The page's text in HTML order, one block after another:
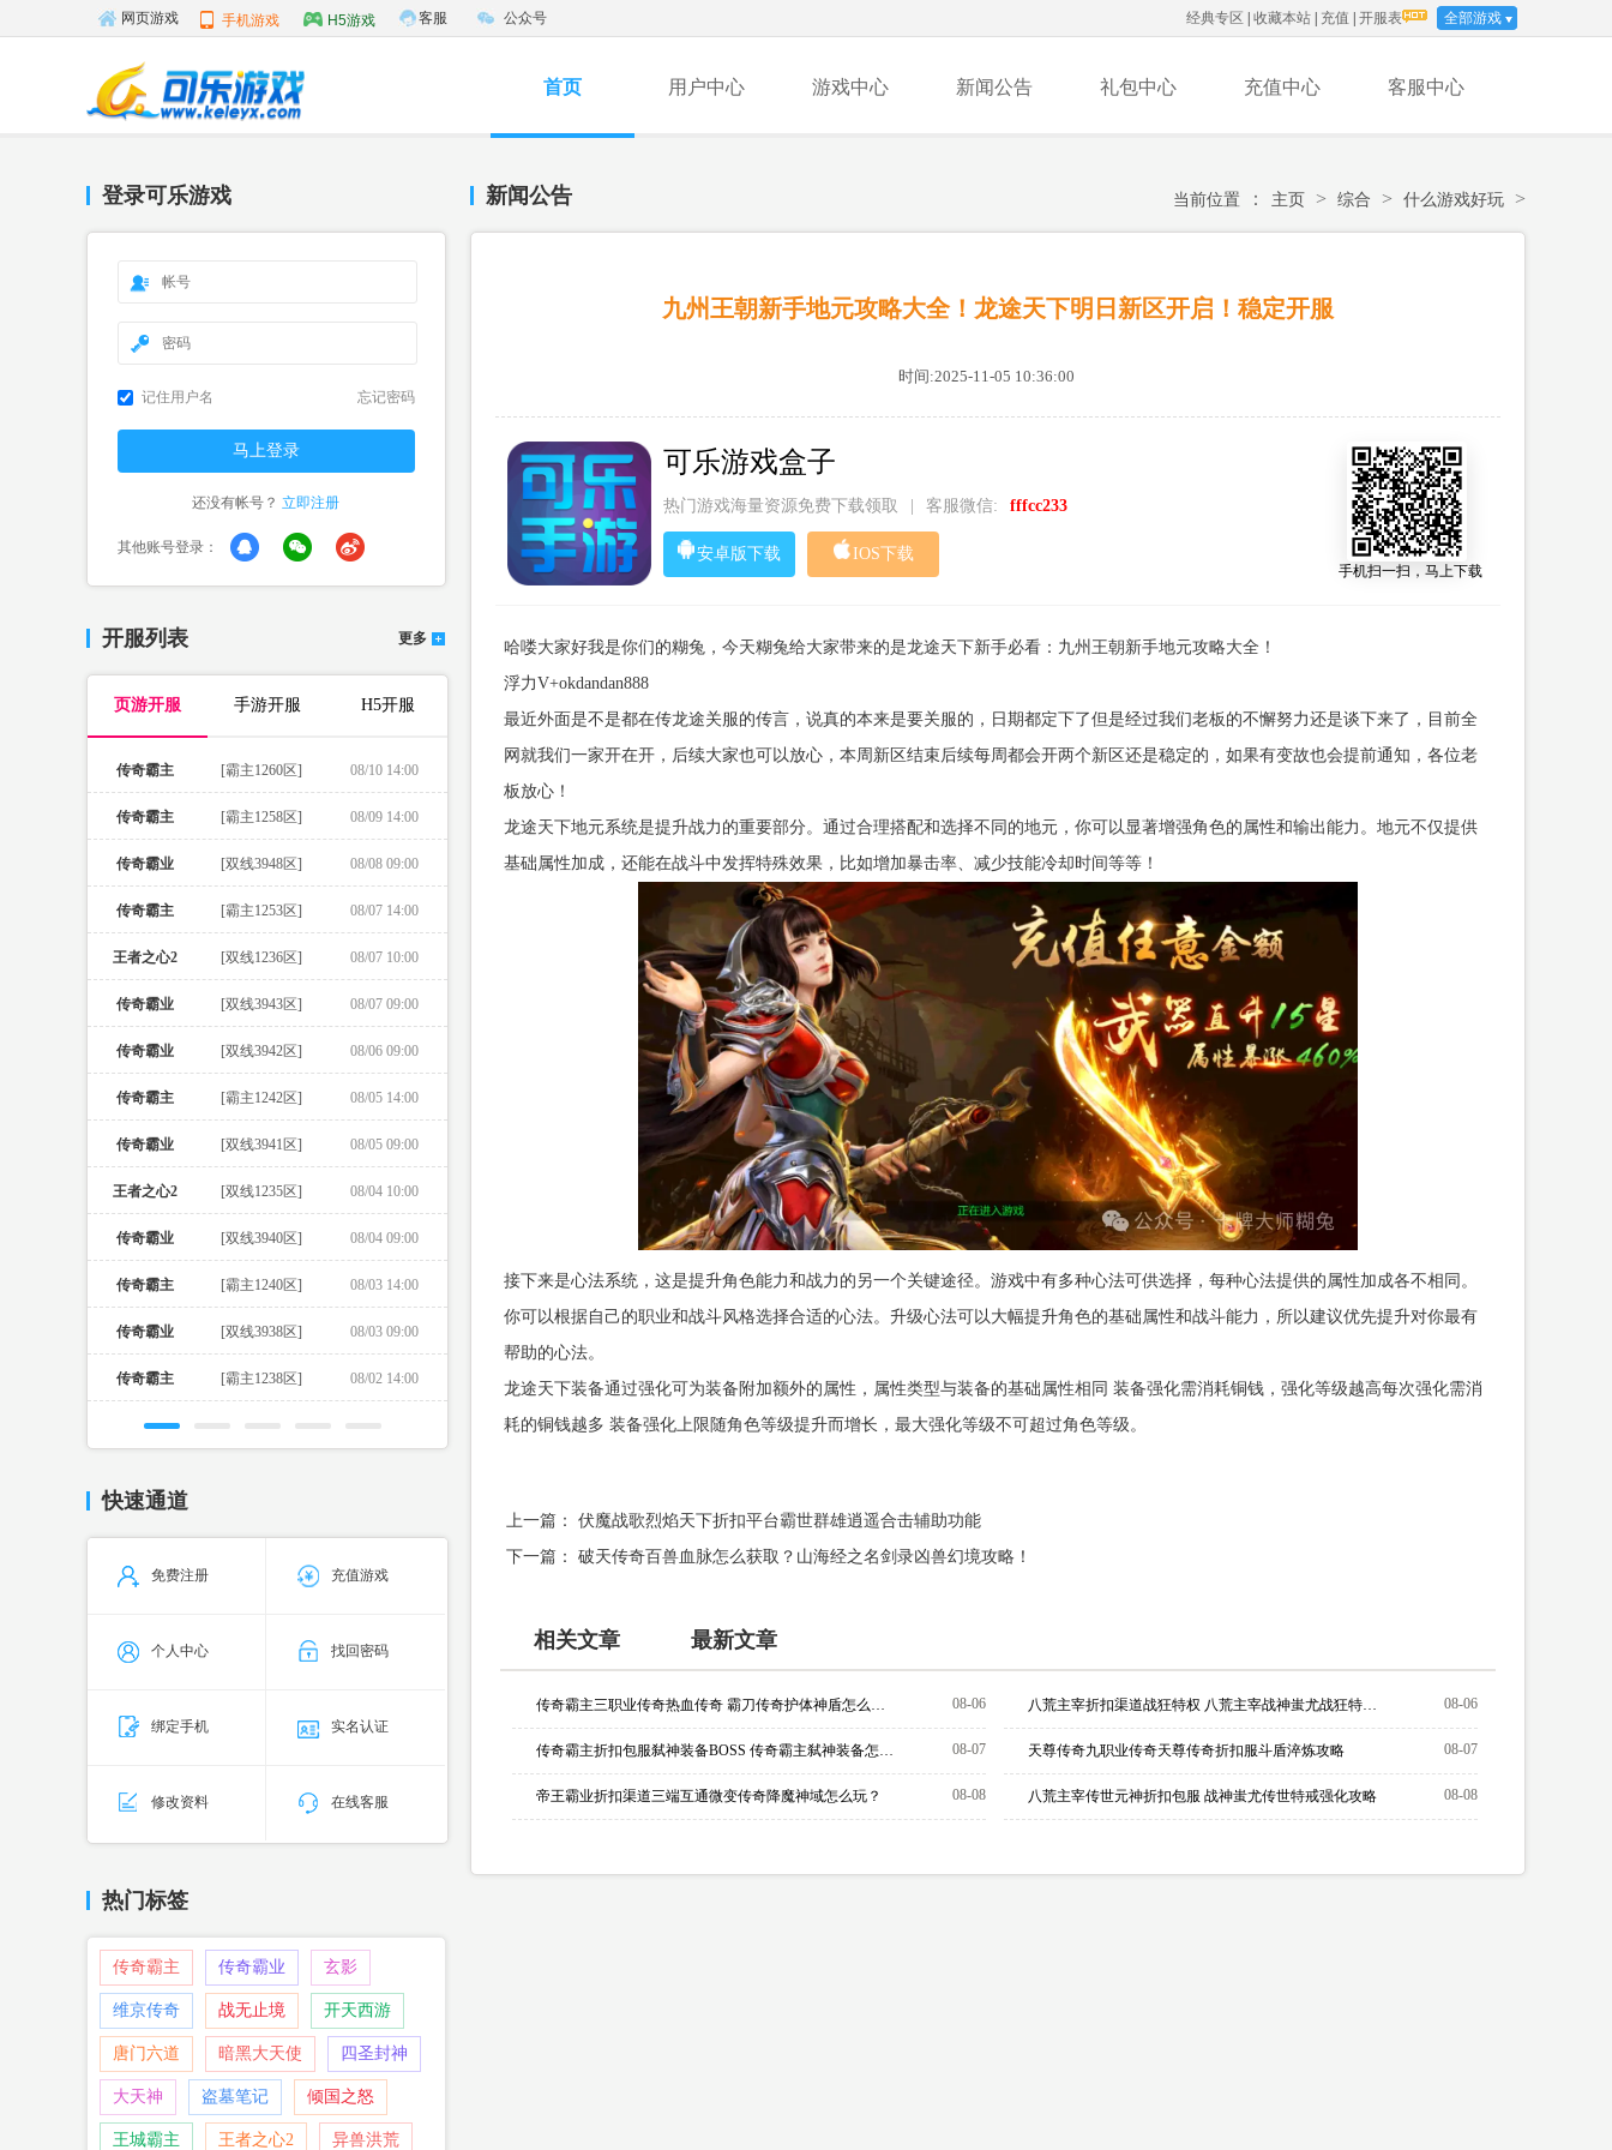
网页游戏 手机游戏 H5游戏 客服 公众号 经典专区 收藏本站 充值 开服表 全部游戏
首页 用户中心 游戏中心 新闻公告 礼包中心 充值中心 客服中心
登录可乐游戏
记住用户名 忘记密码
还没有帐号？ 立即注册
其他账号登录：
开服列表 更多
页游开服 手游开服 H5开服
传奇霸主 [霸主1260区] 08/10 14:00
传奇霸主 [霸主1258区] 08/09 14:00
传奇霸业 [双线3948区] 08/08 09:00
传奇霸主 [霸主1253区] 08/07 14:00
王者之心2 [双线1236区] 08/07 10:00
传奇霸业 [双线3943区] 08/07 09:00
传奇霸业 [双线3942区] 08/06 09:00
传奇霸主 [霸主1242区] 08/05 14:00
传奇霸业 [双线3941区] 08/05 09:00
王者之心2 [双线1235区] 08/04 10:00
传奇霸业 [双线3940区] 08/04 09:00
传奇霸主 [霸主1240区] 08/03 14:00
传奇霸业 [双线3938区] 08/03 09:00
传奇霸主 [霸主1238区] 08/02 14:00
快速通道
免费注册 充值游戏
个人中心 找回密码
绑定手机 实名认证
修改资料 在线客服
热门标签
传奇霸主 传奇霸业 玄影
维京传奇 战无止境 开天西游
唐门六道 暗黑大天使 四圣封神
大天神 盗墓笔记 倾国之怒
王城霸主 王者之心2 异兽洪荒
新闻公告 当前位置 ： 主页 > 综合 > 什么游戏好玩 >
九州王朝新手地元攻略大全！龙途天下明日新区开启！稳定开服
时间:2025-11-05 10:36:00
可乐游戏盒子
热门游戏海量资源免费下载领取 客服微信: fffcc233
安卓版下载 IOS下载
手机扫一扫，马上下载
哈喽大家好我是你们的糊兔，今天糊兔给大家带来的是龙途天下新手必看：九州王朝新手地元攻略大全！
浮力V+okdandan888
最近外面是不是都在传龙途关服的传言，说真的本来是要关服的，日期都定下了但是经过我们老板的不懈努力还是谈下来了，目前全
网就我们一家开在开，后续大家也可以放心，本周新区结束后续每周都会开两个新区还是稳定的，如果有变故也会提前通知，各位老
板放心！
龙途天下地元系统是提升战力的重要部分。通过合理搭配和选择不同的地元，你可以显著增强角色的属性和输出能力。地元不仅提供
基础属性加成，还能在战斗中发挥特殊效果，比如增加暴击率、减少技能冷却时间等等！
接下来是心法系统，这是提升角色能力和战力的另一个关键途径。游戏中有多种心法可供选择，每种心法提供的属性加成各不相同。
你可以根据自己的职业和战斗风格选择合适的心法。升级心法可以大幅提升角色的基础属性和战斗能力，所以建议优先提升对你最有
帮助的心法。
龙途天下装备通过强化可为装备附加额外的属性，属性类型与装备的基础属性相同 装备强化需消耗铜钱，强化等级越高每次强化需消
耗的铜钱越多 装备强化上限随角色等级提升而增长，最大强化等级不可超过角色等级。
上一篇： 伏魔战歌烈焰天下折扣平台霸世群雄逍遥合击辅助功能
下一篇： 破天传奇百兽血脉怎么获取？山海经之名剑录凶兽幻境攻略！
相关文章 最新文章
08-06 08-06
08-07 08-07
天尊传奇九职业传奇天尊传奇折扣服斗盾淬炼攻略
08-08
帝王霸业折扣渠道三端互通微变传奇降魔神域怎么玩？ 08-08
八荒主宰传世元神折扣包服 战神蚩尤传世特戒强化攻略